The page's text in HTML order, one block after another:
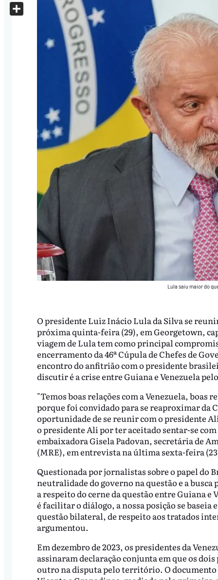
Lula saiu maior do
O presidente Luiz Inácio Lula da Silva se
próxima quinta-feira (29), em Georgetown,
viagem de Lula tem como principal
encerramento da 46ª Cúpula de Chefes de
encontro do anfitrião com o presidente
discutir é a crise entre Guiana e Venezuela
"Temos boas relações com a Venezuela, boas
porque foi convidado para se reaproximar da
oportunidade de se reunir com o presidente
o presidente Ali por ter aceitado sentar-se
embaixadora Gisela Padovan, secretária de
(MRE), em entrevista na última sexta-feira
Questionada por jornalistas sobre o papel do
neutralidade do governo na questão e a
a respeito do cerne da questão entre Guiana e
é facilitar o diálogo, a nossa posição se baseia
questão bilateral, de respeito aos tratados
argumentou.
Em dezembro de 2023, os presidentes da
assinaram declaração conjunta em que os
outro na disputa pelo território. O
X